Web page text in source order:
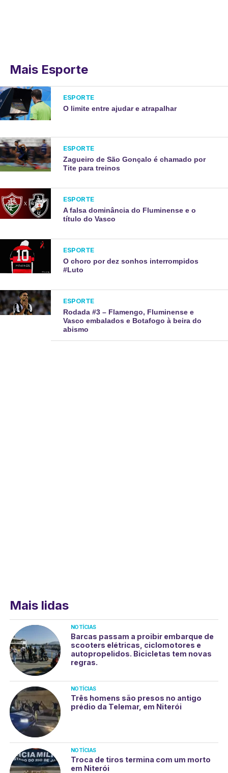
Mais Esporte
ESPORTE
O limite entre ajudar e atrapalhar
ESPORTE
Zagueiro de São Gonçalo é chamado por
Tite para treinos
ESPORTE
A falsa dominância do Fluminense e o
título do Vasco
ESPORTE
O choro por dez sonhos interrompidos
#Luto
ESPORTE
Rodada #3 – Flamengo, Fluminense e
Vasco embalados e Botafogo à beira do
abismo
Mais lidas
NOTÍCIAS
Barcas passam a proibir embarque de
scooters elétricas, ciclomotores e
autopropelidos. Bicicletas tem novas
regras.
NOTÍCIAS
Três homens são presos no antigo
prédio da Telemar, em Niterói
NOTÍCIAS
Troca de tiros termina com um morto
em Niterói